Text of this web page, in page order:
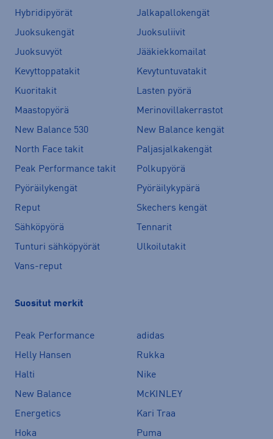
Hybridipyörät
Jalkapallokengät
Juoksukengät
Juoksuliivit
Juoksuvyöt
Jääkiekkomailat
Kevyttoppatakit
Kevytuntuvatakit
Kuoritakit
Lasten pyörä
Maastopyörä
Merinovillakerrastot
New Balance 530
New Balance kengät
North Face takit
Paljasjalkakengät
Peak Performance takit
Polkupyörä
Pyöräilykengät
Pyöräilykypärä
Reput
Skechers kengät
Sähköpyörä
Tennarit
Tunturi sähköpyörät
Ulkoilutakit
Vans-reput
Suositut merkit
Peak Performance
adidas
Helly Hansen
Rukka
Halti
Nike
New Balance
McKINLEY
Energetics
Kari Traa
Hoka
Puma